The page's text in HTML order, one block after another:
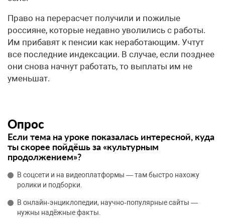
Право на перерасчет получили и пожилые
россияне, которые недавно уволились с работы.
Им прибавят к пенсии как неработающим. Учтут
все последние индексации. В случае, если позднее
они снова начнут работать, то выплаты им не
уменьшат.
Опрос
Если тема на уроке показалась интересной, куда
ты скорее пойдёшь за «культурным
продолжением»?
В соцсети и на видеоплатформы — там быстро нахожу
ролики и подборки.
В онлайн‑энциклопедии, научно‑популярные сайты —
нужны надёжные факты.